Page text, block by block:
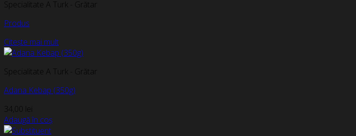
Specialitate A Turk - Grătar
Produs
Citește mai mult
Specialitate A Turk - Grătar
Adana Kebap (350g)
34,00 lei
Adaugă în coș